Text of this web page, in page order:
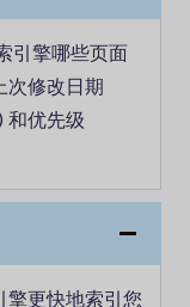
引擎哪些页面
次修改日期
优先级
擎更快地索引您